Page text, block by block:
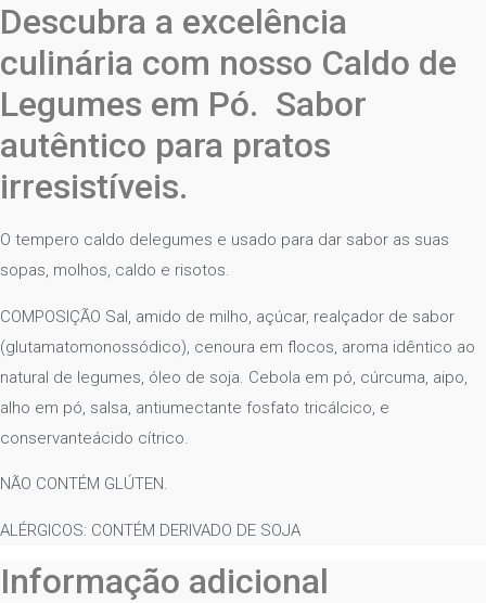
Descubra a excelência
culinária com nosso Caldo de
Legumes em Pó. Sabor
autêntico para pratos
irresistíveis.
O tempero caldo delegumes e usado para dar sabor as suas
sopas, molhos, caldo e risotos.
COMPOSIÇÃO Sal, amido de milho, açúcar, realçador de sabor
(glutamatomonossódico), cenoura em flocos, aroma idêntico ao
natural de legumes, óleo de soja. Cebola em pó, cúrcuma, aipo,
alho em pó, salsa, antiumectante fosfato tricálcico, e
conservanteácido cítrico.
NÃO CONTÉM GLÚTEN.
ALÉRGICOS: CONTÉM DERIVADO DE SOJA
Informação adicional